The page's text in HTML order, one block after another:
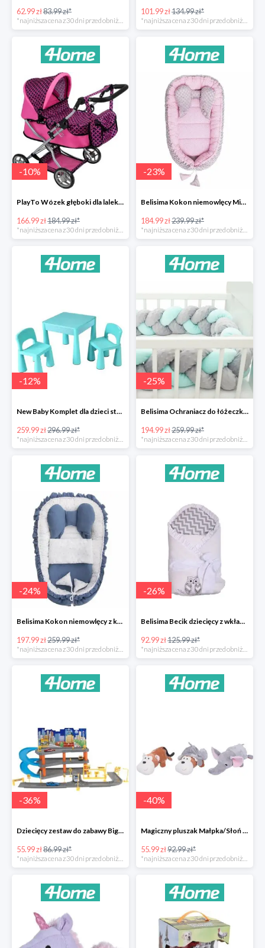
62.99 zł83.99 zł* 101.99 zł134.99 zł*
-10%
PlayTo Wózek głęboki dla lalek Viola -10%
166.99 zł184.99 zł*
-23%
Belisima Kokon niemowlęcy Minky Sweet Baby -23%
184.99 zł239.99 zł*
-12%
New Baby Komplet dla dzieci stolik i krzesełka -12%
259.99 zł296.99 zł*
*najniższa cena z 30 dni przed obniżką
-25%
Belisima Ochraniacz do łóżeczka Warkocz -25%
194.99 zł259.99 zł*
*najniższa cena z 30 dni przed obniżką
-24%
Belisima Kokon niemowlęcy z kołderką Angel Baby-23%
197.99 zł259.99 zł*
-26%
Belisima Becik dziecięcy z wkładem kokosowym Inteligentna sówka -26%
92.99 zł125.99 zł*
-36%
Dziecięcy zestaw do zabawy Big garage -36%
55.99 zł86.99 zł*
*najniższa cena z 30 dni przed obniżką
-40%
Magiczny pluszak Małpka/Słoń -40%
55.99 zł92.99 zł*
*najniższa cena z 30 dni przed obniżką